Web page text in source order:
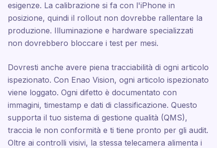
esigenze. La calibrazione si fa con l'iPhone in
posizione, quindi il rollout non dovrebbe rallentare la
produzione. Illuminazione e hardware specializzati
non dovrebbero bloccare i test per mesi.
Dovresti anche avere piena tracciabilità di ogni articolo
ispezionato. Con Enao Vision, ogni articolo ispezionato
viene loggato. Ogni difetto è documentato con
immagini, timestamp e dati di classificazione. Questo
supporta il tuo sistema di gestione qualità (QMS),
traccia le non conformità e ti tiene pronto per gli audit.
Oltre ai controlli visivi, la stessa telecamera alimenta i